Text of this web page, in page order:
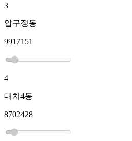
3
압구정동
9917151
4
대치4동
8702428